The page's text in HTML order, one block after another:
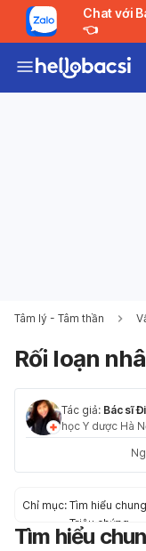
Chat với Bác sĩ ngay
👈
Tâm lý - Tâm thần
Rối loạn
Tác giả: Bác sĩ
học Y dược Hà
Chỉ mục: Tìm hiểu chung
Triệu chứng
Nguyên nhân
Tìm hiểu